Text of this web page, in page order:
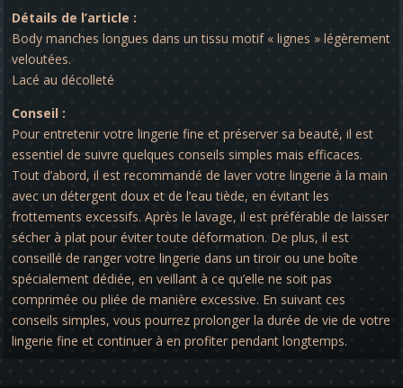
Détails de l’article :
Body manches longues dans un tissu motif « lignes » légèrement
veloutées.
Lacé au décolleté
Conseil :
Pour entretenir votre lingerie fine et préserver sa beauté, il est
essentiel de suivre quelques conseils simples mais efficaces.
Tout d’abord, il est recommandé de laver votre lingerie à la main
avec un détergent doux et de l’eau tiède, en évitant les
frottements excessifs. Après le lavage, il est préférable de laisser
sécher à plat pour éviter toute déformation. De plus, il est
conseillé de ranger votre lingerie dans un tiroir ou une boîte
spécialement dédiée, en veillant à ce qu’elle ne soit pas
comprimée ou pliée de manière excessive. En suivant ces
conseils simples, vous pourrez prolonger la durée de vie de votre
lingerie fine et continuer à en profiter pendant longtemps.